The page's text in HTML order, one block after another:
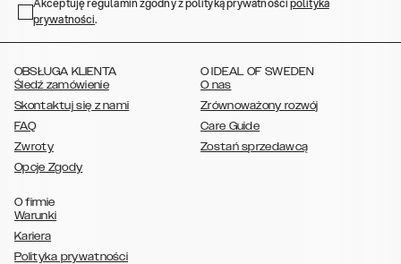
S22 Ultra Galaxy A52/ A52s 5G Galaxy S21 Galaxy S21 Plus
S21 Ultra,Galaxy S20
S10,Galaxy S10+,Galaxy S10e,Galaxy S9,Galaxy S9+,Galaxy S8,
Akceptuję regulamin zgodny z polityką prywatnościpolityka
prywatności.
OBSŁUGA KLIENTA
Śledź zamówienie
Skontaktuj się z nami
FAQ
Zwroty
Opcje Zgody
O IDEAL OF SWEDEN
O nas
Zrównoważony rozwój
Care Guide
Zostań sprzedawcą
O firmie
Warunki
Kariera
Polityka prywatności